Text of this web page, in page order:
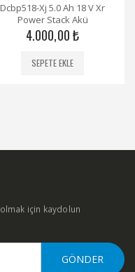
out
of
5
Dcbp518-Xj 5.0 Ah 18 V Xr
Power Stack Akü
4.000,00₺
SEPETE EKLE
için kaydolun